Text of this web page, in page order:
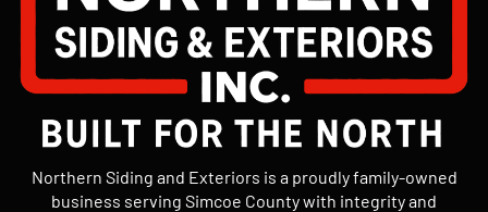
Northern Siding and Exteriors is a proudly family-owned
business serving Simcoe County with integrity and